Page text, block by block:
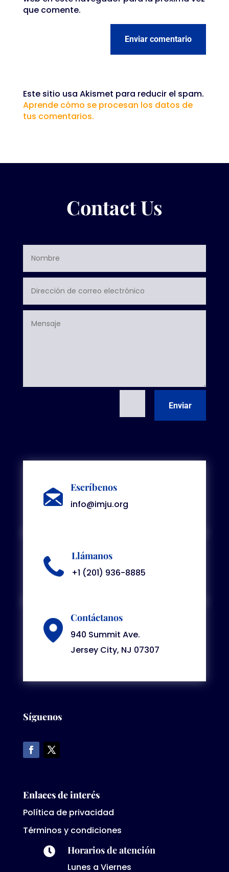
que comente.
Enviar comentario
Este sitio usa Akismet para reducir el spam.
Aprende cómo se procesan los datos de
tus comentarios.
Contact Us
Enviar
Escríbenos
info@imju.org
Llámanos
+1 (201) 936-8885
Contáctanos
940 Summit Ave.
Jersey City, NJ 07307
Síguenos
Enlaces de interés
Política de privacidad
Términos y condiciones

Horarios de atención
Lunes a Viernes